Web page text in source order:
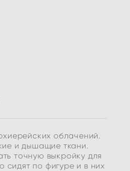
облачений.
и дышащие ткани.
точную выкройку для
сидят по фигуре и в них